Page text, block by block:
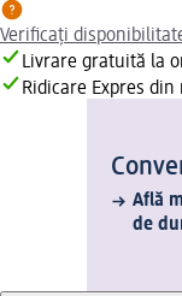
Verificați
Livrare gratuită la
Ridicare Expres
Află
de